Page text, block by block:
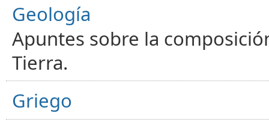
Geología
Apuntes sobre la
Tierra.
Griego